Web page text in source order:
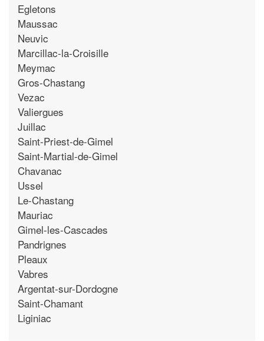
Egletons
Maussac
Neuvic
Marcillac-la-Croisille
Meymac
Gros-Chastang
Vezac
Valiergues
Juillac
Saint-Priest-de-Gimel
Saint-Martial-de-Gimel
Chavanac
Ussel
Le-Chastang
Mauriac
Gimel-les-Cascades
Pandrignes
Pleaux
Vabres
Argentat-sur-Dordogne
Saint-Chamant
Liginiac